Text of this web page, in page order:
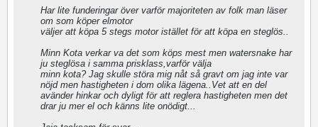
Har lite funderingar över varför majoriteten av folk man läser
om som köper elmotor
väljer att köpa 5 stegs motor istället för att köpa en steglös..
Minn Kota verkar va det som köps mest men watersnake har
ju steglösa i samma prisklass,varför välja
minn kota? Jag skulle störa mig nåt så gravt om jag inte var
nöjd men hastigheten i dom olika lägena..Vet att en del
avänder hinkar och dyligt för att reglera hastigheten men det
drar ju mer el och känns lite onödigt...